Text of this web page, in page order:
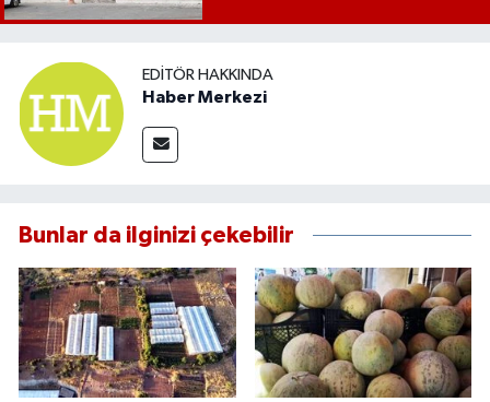
EDITÖR HAKKINDA
Haber Merkezi
Bunlar da ilginizi çekebilir